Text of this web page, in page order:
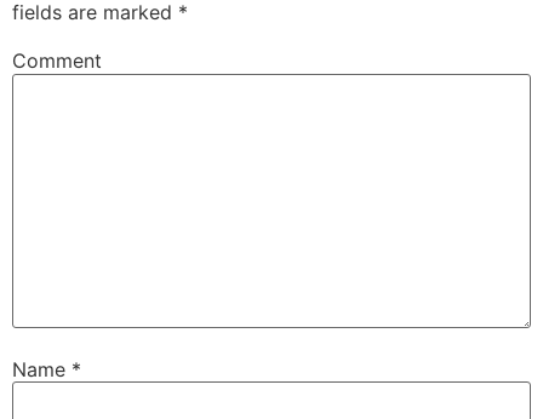
fields are marked *
Comment
Name *